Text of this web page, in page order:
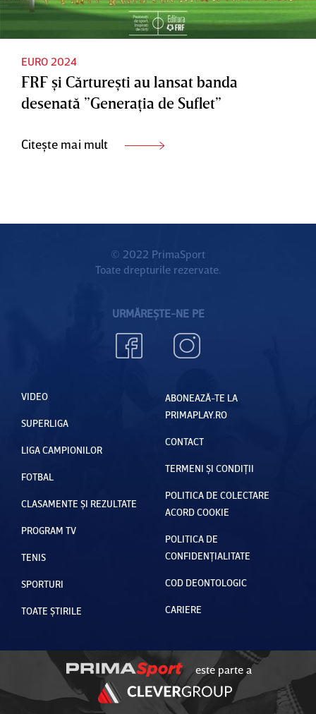
EURO 2024
FRF şi Cărtureşti au lansat banda
desenată ”Generaţia de Suflet”
Citește mai mult
© 2022 PrimaSport
Toate drepturile rezervate.
URMĂREȘTE-NE PE
VIDEO
SUPERLIGA
LIGA CAMPIONILOR
FOTBAL
CLASAMENTE ȘI REZULTATE
PROGRAM TV
TENIS
SPORTURI
TOATE ȘTIRILE
ABONEAZĂ-TE LA
PRIMAPLAY.RO
CONTACT
TERMENI ȘI CONDIȚII
POLITICA DE COLECTARE
ACORD COOKIE
POLITICA DE
CONFIDENȚIALITATE
COD DEONTOLOGIC
CARIERE
este parte a